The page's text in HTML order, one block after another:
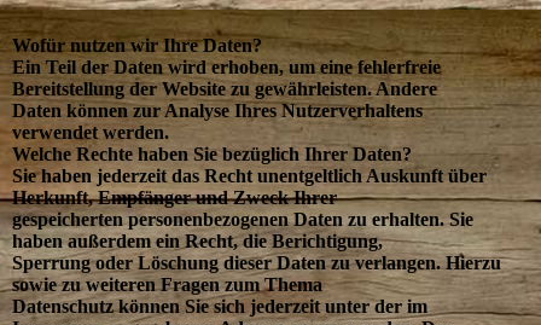
Wofür nutzen wir Ihre Daten?
Ein Teil der Daten wird erhoben, um eine fehlerfreie
Bereitstellung der Website zu gewährleisten. Andere
Daten können zur Analyse Ihres Nutzerverhaltens
verwendet werden.
Welche Rechte haben Sie bezüglich Ihrer Daten?
Sie haben jederzeit das Recht unentgeltlich Auskunft über
Herkunft, Empfänger und Zweck Ihrer
gespeicherten personenbezogenen Daten zu erhalten. Sie
haben außerdem ein Recht, die Berichtigung,
Sperrung oder Löschung dieser Daten zu verlangen. Hierzu
sowie zu weiteren Fragen zum Thema
Datenschutz können Sie sich jederzeit unter der im